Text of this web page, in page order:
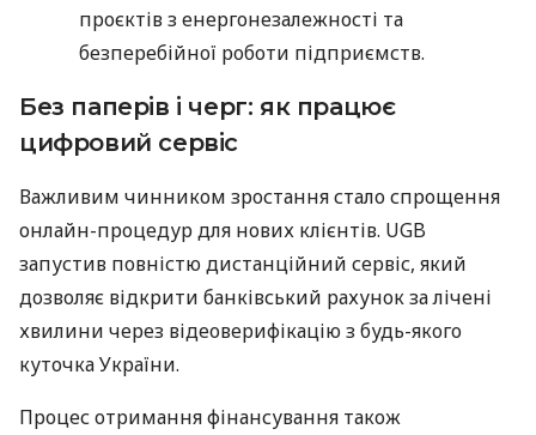
проєктів з енергонезалежності та
безперебійної роботи підприємств.
Без паперів і черг: як працює
цифровий сервіс
Важливим чинником зростання стало спрощення
онлайн-процедур для нових клієнтів. UGB
запустив повністю дистанційний сервіс, який
дозволяє відкрити банківський рахунок за лічені
хвилини через відеоверифікацію з будь-якого
куточка України.
Процес отримання фінансування також